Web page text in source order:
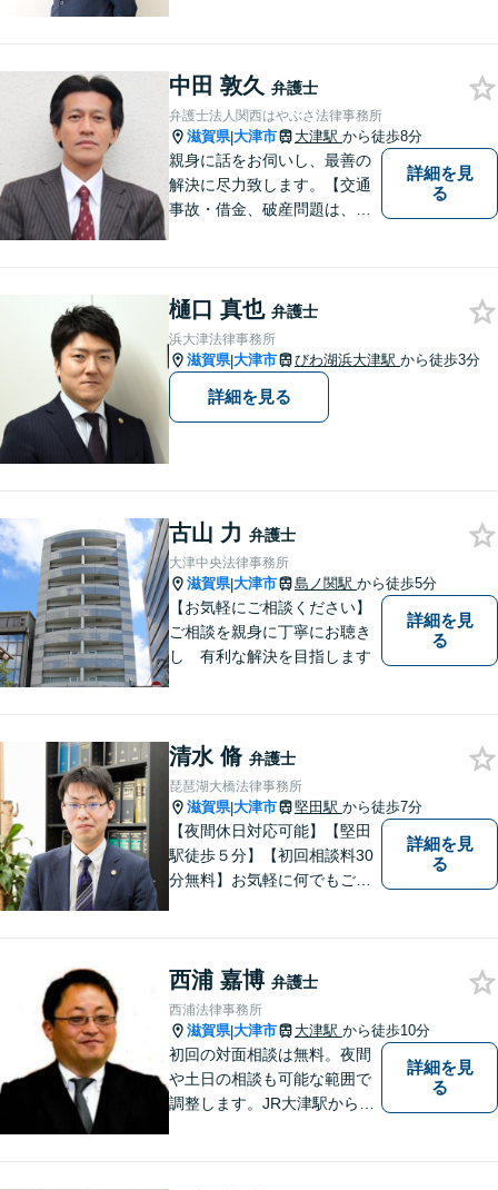
ます。弁護士に依頼するのは
敷居が高いとお考えの方も、
まずは一度ご相談ください。
中田 敦久 弁護士
弁護士法人関西はやぶさ法律事務所
滋賀県|大津市 大津駅 から徒歩8分
親身に話をお伺いし、最善の
解決に尽力致します。【交通
事故・借金、破産問題は、初
あり】
詳細を見
る
樋口 真也 弁護士
浜大津法律事務所
滋賀県|大津市 びわ湖浜大津駅 から徒歩3分
詳細を見る
古山 力 弁護士
大津中央法律事務所
滋賀県|大津市 島ノ関駅 から徒歩5分
【お気軽にご相談ください】
ご相談を親身に丁寧にお聴き
し 有利な解決を目指します
詳細を見
る
清水 脩 弁護士
琵琶湖大橋法律事務所
滋賀県|大津市 堅田駅 から徒歩7分
【夜間休日対応可能】【堅田
駅徒歩５分】【初回相談料30
分無料】お気軽に何でもご相
詳細を見
る
西浦 嘉博 弁護士
西浦法律事務所
滋賀県|大津市 大津駅 から徒歩10分
初回の対面相談は無料。夜間
や土日の相談も可能な範囲で
調整します。JR大津駅から徒
詳細を見
る